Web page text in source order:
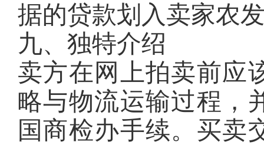
据的贷款划入卖家农
九、独特介绍
卖方在网上拍卖前应
略与物流运输过程，
国商检办手续。买卖